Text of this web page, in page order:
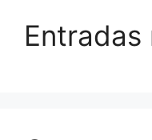
Entradas